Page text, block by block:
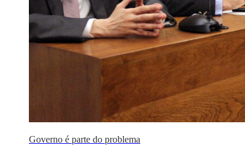
Governo é parte do problema